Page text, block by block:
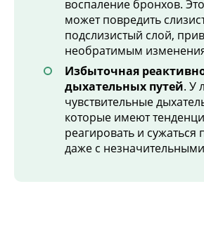
воспаление бронхов.
может повредить
подслизистый слой,
необратимым
Избыточная
дыхательных путей. У
чувствительные
которые имеют
реагировать и сужаться
даже с